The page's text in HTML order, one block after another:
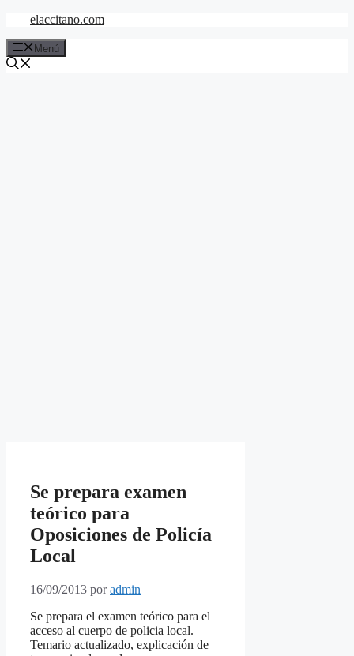
Saltar
contenido
elaccitano.com
Menú
Se prepara examen
teórico para
Oposiciones de Policía
Local
16/09/2013 poradmin
Se prepara el examen teórico para el
acceso al cuerpo de policia local.
Temario actualizado, explicación de